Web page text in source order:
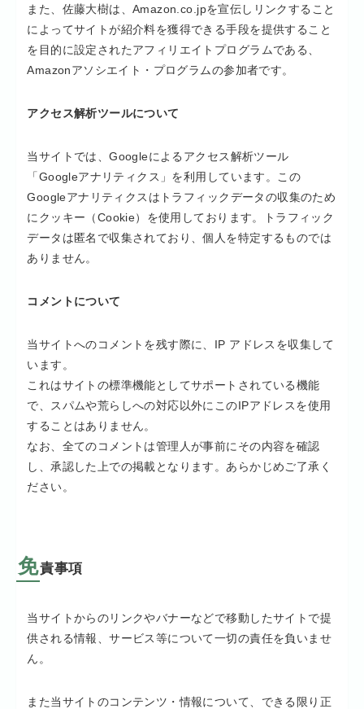
また、佐藤大樹は、Amazon.co.jpを宣伝しリンクすること
によってサイトが紹介料を獲得できる手段を提供すること
を目的に設定されたアフィリエイトプログラムである、
Amazonアソシエイト・プログラムの参加者です。
アクセス解析ツールについて
当サイトでは、Googleによるアクセス解析ツール
「Googleアナリティクス」を利用しています。この
Googleアナリティクスはトラフィックデータの収集のため
にクッキー（Cookie）を使用しております。トラフィック
データは匿名で収集されており、個人を特定するものでは
ありません。
コメントについて
当サイトへのコメントを残す際に、IP アドレスを収集して
います。
これはサイトの標準機能としてサポートされている機能
で、スパムや荒らしへの対応以外にこのIPアドレスを使用
することはありません。
なお、全てのコメントは管理人が事前にその内容を確認
し、承認した上での掲載となります。あらかじめご了承く
ださい。
免責事項
当サイトからのリンクやバナーなどで移動したサイトで提
供される情報、サービス等について一切の責任を負いませ
ん。
また当サイトのコンテンツ・情報について、できる限り正